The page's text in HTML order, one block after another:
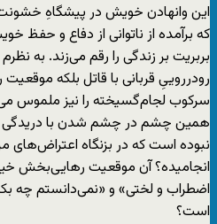
این وانهادن خویش در پیشگاهِ
که برآمده از ناتوانی از دفاع و
بربریت بر زندگی را رقم می‌زند. به
رودرروییِ قربانی با قاتل بلکه
سرکوب لجام‌گسیخته را نیز ملموس
همین چشم در چشم شدن با
نبوده است که در بزنگاه‌
انجامیده؟ آن موقعیت رهایی‌بخش
اضطراب و لختی» و «نمی‌دانستم چه
است؟